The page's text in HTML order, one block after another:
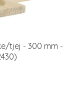
tjej - 300 mm -